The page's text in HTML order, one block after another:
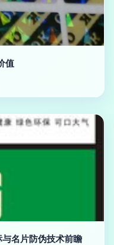
值
名片防伪技术前瞻